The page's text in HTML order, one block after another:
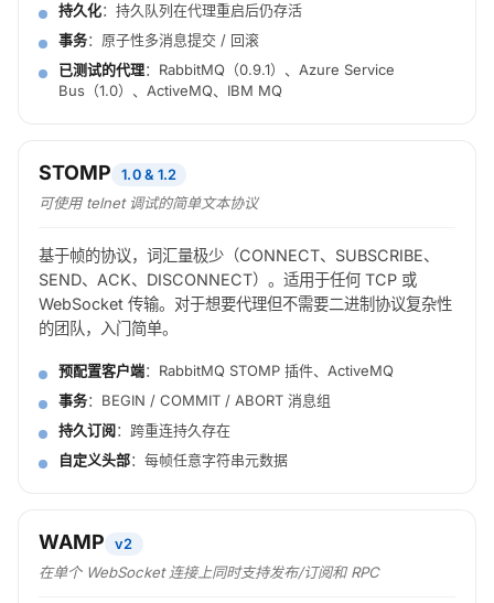
持久化：持久队列在代理重启后仍存活
事务：原子性多消息提交 / 回滚
已测试的代理：RabbitMQ（0.9.1）、Azure Service
Bus（1.0）、ActiveMQ、IBM MQ
STOMP 1.0 & 1.2
可使用 telnet 调试的简单文本协议
基于帧的协议，词汇量极少（CONNECT、SUBSCRIBE、
SEND、ACK、DISCONNECT）。适用于任何 TCP 或
WebSocket 传输。对于想要代理但不需要二进制协议复杂性
的团队，入门简单。
预配置客户端：RabbitMQ STOMP 插件、ActiveMQ
事务：BEGIN / COMMIT / ABORT 消息组
持久订阅：跨重连持久存在
自定义头部：每帧任意字符串元数据
WAMP v2
在单个 WebSocket 连接上同时支持发布/订阅和RPC